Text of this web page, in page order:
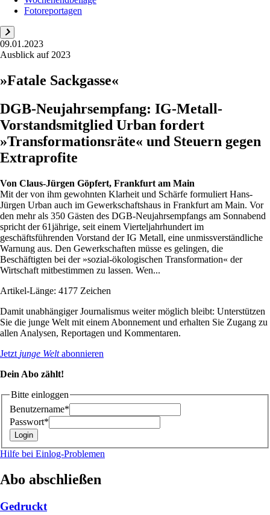
Fotoreportagen
09.01.2023
Ausblick auf 2023
»Fatale Sackgasse«
DGB-Neujahrsempfang: IG-Metall-
Vorstandsmitglied Urban fordert
»Transformationsräte« und Steuern gegen
Extraprofite
Von Claus-Jürgen Göpfert, Frankfurt am Main
Mit der von ihm gewohnten Klarheit und Schärfe formuliert Hans-
Jürgen Urban auch im Gewerkschaftshaus in Frankfurt am Main. Vor
den mehr als 350 Gästen des DGB-Neujahrsempfangs am Sonnabend
spricht der 61jährige, seit einem Vierteljahrhundert im
geschäftsführenden Vorstand der IG Metall, eine unmissverständliche
Warnung aus. Den Gewerkschaften müsse es gelingen, die
Beschäftigten bei der »sozial-ökologischen Transformation« der
Wirtschaft mitbestimmen zu lassen. Wen...
Artikel-Länge: 4177 Zeichen
Damit unabhängiger Journalismus weiter möglich bleibt: Unterstützen
Sie die junge Welt mit einem Abonnement und erhalten Sie Zugang zu
allen Analysen, Reportagen und Kommentaren.
Jetzt junge Weltabonnieren
Dein Abo zählt!
Bitte einloggen
Benutzername*
Passwort*
Hilfe bei Einlog-Problemen
Abo abschließen
Gedruckt